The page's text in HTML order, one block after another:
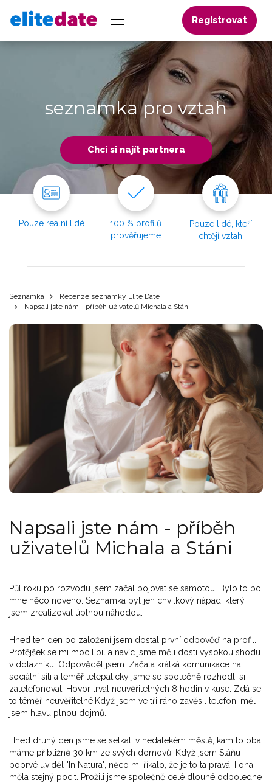
Registrovat
seznamka pro vztah
Chci si najít partnera
Pouze reální lidé
100 % profilů
prověřujeme
Pouze lidé, kteří
chtějí vztah
Seznamka
Recenze seznamky Elite Date
Napsali jste nám - příběh uživatelů Michala a Stáni
Napsali jste nám - příběh
uživatelů Michala a Stáni
Půl roku po rozvodu jsem začal bojovat se samotou. Bylo to po
mne něco nového. Seznamka byl jen chvilkový nápad, který
jsem zrealizoval úplnou náhodou.
Hned ten den po založení jsem dostal první odpověď na profil.
Protějšek se mi moc líbil a navíc jsme měli dosti vysokou shodu
v dotazníku. Odpověděl jsem. Začala krátká komunikace na
sociální síti a téměř telepaticky jsme se společně rozhodli si
zatelefonovat. Hovor trval neuvěřitelných 8 hodin v kuse. Zdá se
to téměř neuvěřitelné.Když jsem ve tři ráno zavěsil telefon, měl
jsem hlavu plnou dojmů.
Hned druhý den jsme se setkali v nedalekém městě, kam to oba
máme přibližně 30 km ze svých domovů. Když jsem Stáňu
poprvé uviděl "In Natura", něco mi říkalo, že je to ta pravá. I ona
měla stejný pocit. Prožili jsme společně celé dlouhé odpoledne